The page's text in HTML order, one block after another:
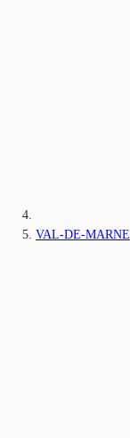
VAL-DE-MARNE